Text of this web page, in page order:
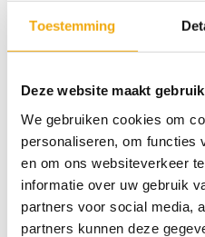
Toestemming
Deze website maakt
We gebruiken cookies om
personaliseren, om functies
en om ons websiteverkeer
informatie over uw gebruik
partners voor social media,
partners kunnen deze
Dit product is nu niet op
beschikbaar.
SKU:N/B
Categorieën: Fronten voor Metod